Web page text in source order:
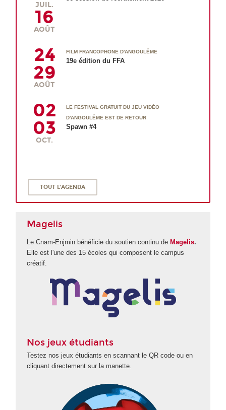
JUIL.
16
AOÛT
24
29
AOÛT
FILM FRANCOPHONE D'ANGOULÊME
19e édition du FFA
02
03
OCT.
LE FESTIVAL GRATUIT DU JEU VIDÉO
D'ANGOULÊME EST DE RETOUR
Spawn #4
TOUT L'AGENDA
Magelis
Le Cnam-Enjmin bénéficie du soutien continu de Magelis.
Elle est l'une des 15 écoles qui composent le campus
créatif.
Nos jeux étudiants
Testez nos jeux étudiants en scannant le QR code ou en
cliquant directement sur la manette.